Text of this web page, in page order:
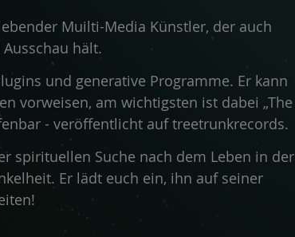
Muilti-Media Künstler, der auch
Ausschau hält.
und generative Programme. Er kann
vorweisen, am wichtigsten ist dabei „The
- veröffentlicht auf treetrunkrecords.
spirituellen Suche nach dem Leben in der
Er lädt euch ein, ihn auf seiner